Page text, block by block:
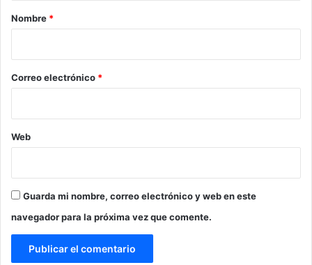
r
*
Nombre *
Correo electrónico *
Web
Guarda mi nombre, correo electrónico y web en este
navegador para la próxima vez que comente.